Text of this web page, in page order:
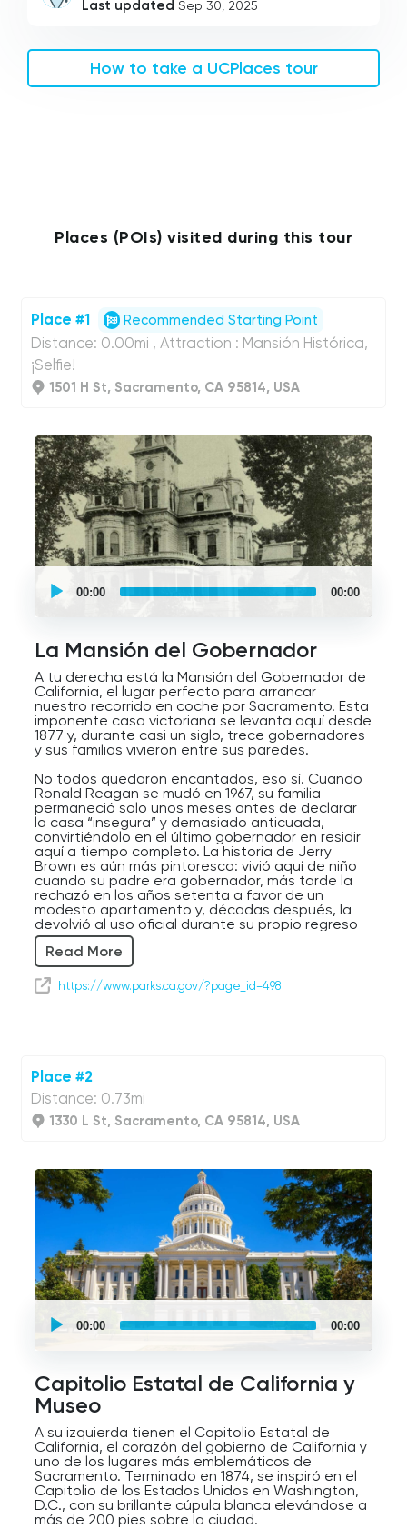
Last updated Sep 30, 2025
How to take a UCPlaces tour
Places (POIs) visited during this tour
Place #1 Recommended Starting Point
Distance: 0.00mi , Attraction : Mansión Histórica,
¡Selfie!
1501 H St, Sacramento, CA 95814, USA
UCPlaces
self
guided
Player
00:00 00:00
La Mansión del Gobernador
A tu derecha está la Mansión del Gobernador de
California, el lugar perfecto para arrancar
nuestro recorrido en coche por Sacramento. Esta
imponente casa victoriana se levanta aquí desde
1877 y, durante casi un siglo, trece gobernadores
y sus familias vivieron entre sus paredes.
No todos quedaron encantados, eso sí. Cuando
Ronald Reagan se mudó en 1967, su familia
permaneció solo unos meses antes de declarar
la casa “insegura” y demasiado anticuada,
convirtiéndolo en el último gobernador en residir
aquí a tiempo completo. La historia de Jerry
Brown es aún más pintoresca: vivió aquí de niño
cuando su padre era gobernador, más tarde la
rechazó en los años setenta a favor de un
modesto apartamento y, décadas después, la
devolvió al uso oficial durante su propio regreso
al cargo.
La mansión incluso se ha ganado fama de estar
embrujada, con relatos de ruidos inexplicables y
figuras fantasmales que se deslizan por sus
Hoy la Mansión del Gobernador se conserva
como Parque Histórico Estatal de California y
como símbolo de la historia política del estado, lo
que la convierte en el lugar ideal para iniciar
Read More
https://www.parks.ca.gov/?page_id=498
Place #2
Distance: 0.73mi
1330 L St, Sacramento, CA 95814, USA
UCPlaces
self
guided
Player
00:00 00:00
Capitolio Estatal de California y
Museo
A su izquierda tienen el Capitolio Estatal de
California, el corazón del gobierno de California y
uno de los lugares más emblemáticos de
Sacramento. Terminado en 1874, se inspiró en el
Capitolio de los Estados Unidos en Washington,
D.C., con su brillante cúpula blanca elevándose a
más de 200 pies sobre la ciudad.